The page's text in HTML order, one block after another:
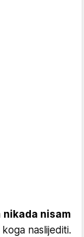
nikada nisam
naslijediti.